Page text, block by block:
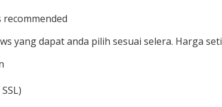
yang dapat anda pilih sesuai selera. Harga